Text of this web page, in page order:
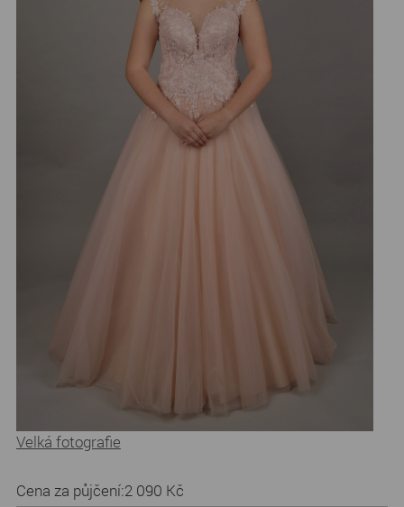
Velká fotografie
Cena za půjčení:2 090 Kč